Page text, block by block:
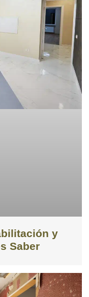
y
Saber